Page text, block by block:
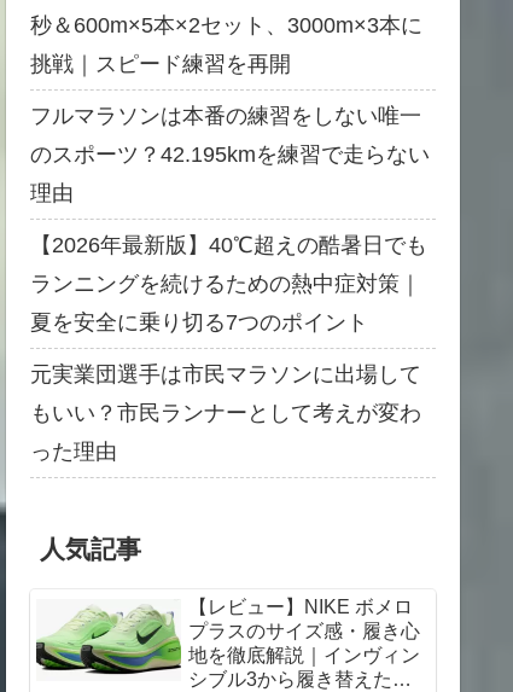
秒＆600m×5本×2セット、3000m×3本に
挑戦｜スピード練習を再開
フルマラソンは本番の練習をしない唯一
のスポーツ？42.195kmを練習で走らない
理由
【2026年最新版】40℃超えの酷暑日でも
ランニングを続けるための熱中症対策｜
夏を安全に乗り切る7つのポイント
元実業団選手は市民マラソンに出場して
もいい？市民ランナーとして考えが変わ
った理由
人気記事
【レビュー】NIKE ボメロ
プラスのサイズ感・履き心
地を徹底解説｜インヴィン
シブル3から履き替えた感